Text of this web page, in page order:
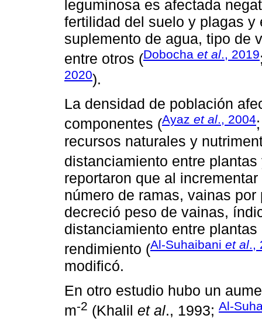
leguminosa es afectada
fertilidad del suelo y plagas y
suplemento de agua, tipo de
entre otros (Dobocha et al., 2019
2020).
La densidad de población
componentes (Ayaz et al., 2004
recursos naturales y
distanciamiento entre
reportaron que al
número de ramas, vainas
decreció peso de vainas,
distanciamiento entre
rendimiento (Al-Suhaibani et al.,
modificó.
En otro estudio hubo un
m-2 (Khalil et al., 1993; Al-